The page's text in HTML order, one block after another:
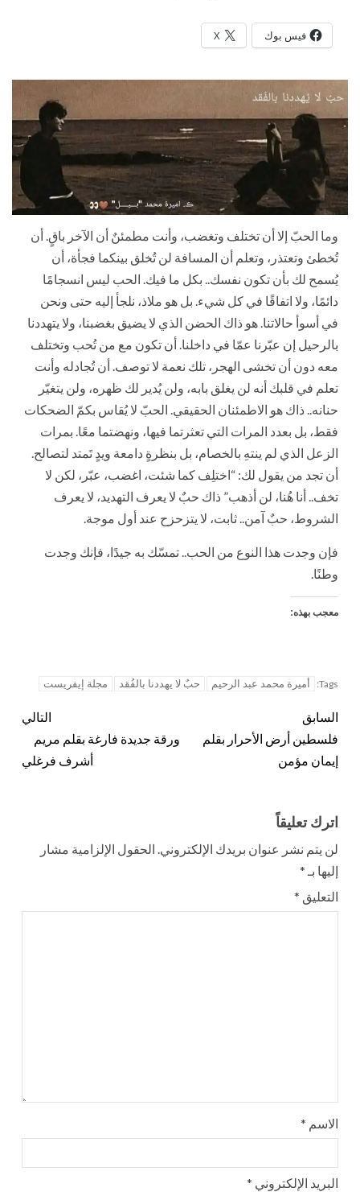
فيس بوك X
وما الحبّ إلا أن تختلف وتغضب، وأنت مطمئنٌ أن الآخر باقٍ. أن
تُخطئ وتعتذر، وتعلم أن المسافة لن تُخلق بينكما فجأة، أن
يُسمح لك بأن تكون نفسك.. بكل ما فيك. الحب ليس انسجامًا
دائمًا، ولا اتفاقًا في كل شيء. بل هو ملاذ، نلجأ إليه حتى ونحن
في أسوأ حالاتنا. هو ذاك الحضن الذي لا يضيق بغضبنا، ولا يتهددنا
بالرحيل إن عبّرنا عمّا في داخلنا. أن تكون مع من تُحب وتختلف
معه دون أن تخشى الهجر، تلك نعمة لا توصف. أن تُجادله وأنت
تعلم في قلبك أنه لن يغلق بابه، ولن يُدير لك ظهره، ولن يتغيّر
حنانه.. ذاك هو الاطمئنان الحقيقي. الحبّ لا يُقاس بكمّ الضحكات
فقط، بل بعدد المرات التي تعثرتما فيها، ونهضتما معًا. بمرات
الزعل الذي لم ينتهِ بالخصام، بل بنظرةٍ دامعة ويدٍ تَمتد لتصالح.
أن تجد من يقول لك: “اختلِف كما شئت، اغضب، عبّر، لكن لا
تخف.. أنا هُنا، لن أذهب” ذاك حبٌ لا يعرف التهديد، لا يعرف
الشروط، حبٌ آمن.. ثابت، لا يتزحزح عند أول موجة.
فإن وجدت هذا النوع من الحب.. تمسّك به جيدًا، فإنك وجدت
وطنًا.
معجب بهذه:
Tags: أميرة محمد عبد الرحيم حبٌ لا يهددنا بالفُقد مجلة إيفريست
السابق
فلسطين أرض الأحرار بقلم
إيمان مؤمن
التالي
ورقة جديدة فارغة بقلم مريم
أشرف فرغلي
اترك تعليقاً
لن يتم نشر عنوان بريدك الإلكتروني. الحقول الإلزامية مشار
إليها بـ *
التعليق *
الاسم *
البريد الإلكتروني *